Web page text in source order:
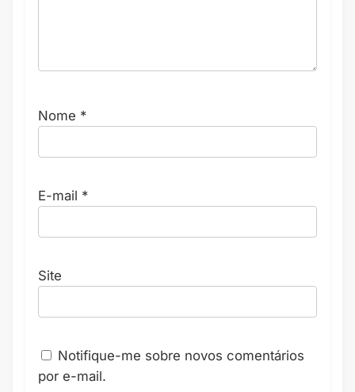
Nome *
E-mail *
Site
Notifique-me sobre novos comentários
por e-mail.